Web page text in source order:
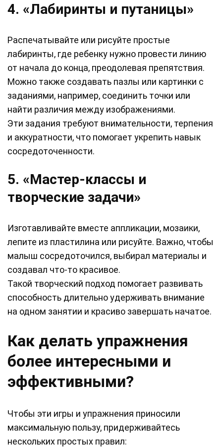
4. «Лабиринты и путаницы»
Распечатывайте или рисуйте простые
лабиринты, где ребенку нужно провести линию
от начала до конца, преодолевая препятствия.
Можно также создавать пазлы или картинки с
заданиями, например, соединить точки или
найти различия между изображениями.
Эти задания требуют внимательности, терпения
и аккуратности, что помогает укрепить навык
сосредоточенности.
5. «Мастер-классы и
творческие задачи»
Изготавливайте вместе аппликации, мозаики,
лепите из пластилина или рисуйте. Важно, чтобы
малыш сосредоточился, выбирал материалы и
создавал что-то красивое.
Такой творческий подход помогает развивать
способность длительно удерживать внимание
на одном занятии и красиво завершать начатое.
Как делать упражнения
более интересными и
эффективными?
Чтобы эти игры и упражнения приносили
максимальную пользу, придерживайтесь
нескольких простых правил: